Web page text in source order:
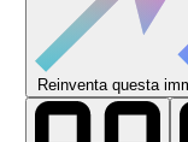
Reinventa questa